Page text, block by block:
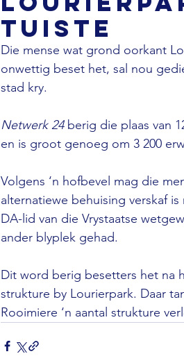
tuiste
Die mense wat grond oorkant
onwettig beset het, sal nou
stad kry.
Netwerk 24 berig die plaas van
en is groot genoeg om 3 200
Volgens ‘n hofbevel mag die
alternatiewe behuising verskaf
DA-lid van die Vrystaatse
ander blyplek gehad.
Dit word berig besetters het na
strukture by Lourierpark. Daar
Rooimiere ‘n aantal strukture